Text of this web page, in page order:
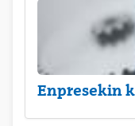
Enpresekin